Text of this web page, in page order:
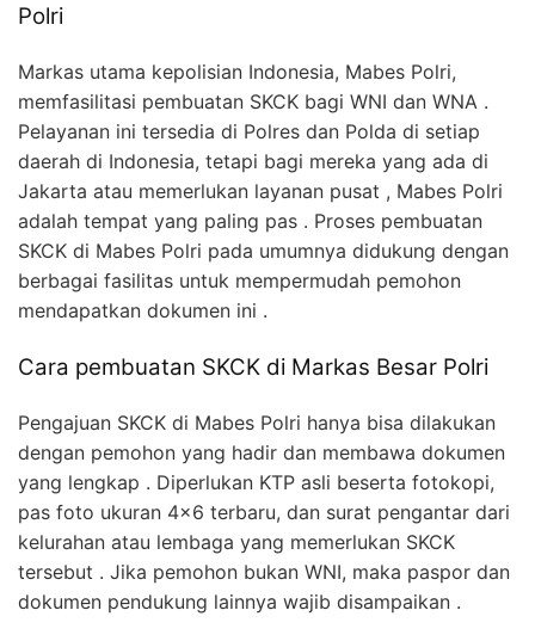
Polri
Markas utama kepolisian Indonesia, Mabes Polri,
memfasilitasi pembuatan SKCK bagi WNI dan WNA .
Pelayanan ini tersedia di Polres dan Polda di setiap
daerah di Indonesia, tetapi bagi mereka yang ada di
Jakarta atau memerlukan layanan pusat , Mabes Polri
adalah tempat yang paling pas . Proses pembuatan
SKCK di Mabes Polri pada umumnya didukung dengan
berbagai fasilitas untuk mempermudah pemohon
mendapatkan dokumen ini .
Cara pembuatan SKCK di Markas Besar Polri
Pengajuan SKCK di Mabes Polri hanya bisa dilakukan
dengan pemohon yang hadir dan membawa dokumen
yang lengkap . Diperlukan KTP asli beserta fotokopi,
pas foto ukuran 4×6 terbaru, dan surat pengantar dari
kelurahan atau lembaga yang memerlukan SKCK
tersebut . Jika pemohon bukan WNI, maka paspor dan
dokumen pendukung lainnya wajib disampaikan .